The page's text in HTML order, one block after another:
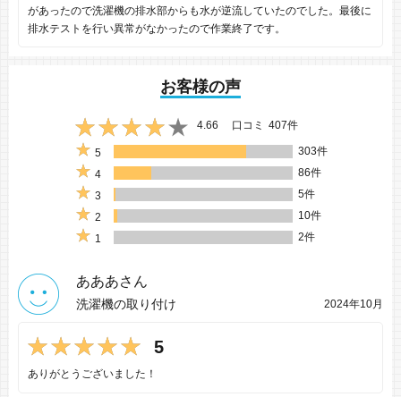
があったので洗濯機の排水部からも水が逆流していたのでした。最後に
排水テストを行い異常がなかったので作業終了です。
お客様の声
4.66 口コミ 407件
5
303件
4
86件
3
5件
2
10件
1
2件
あああさん
洗濯機の取り付け 2024年10月
5
ありがとうございました！